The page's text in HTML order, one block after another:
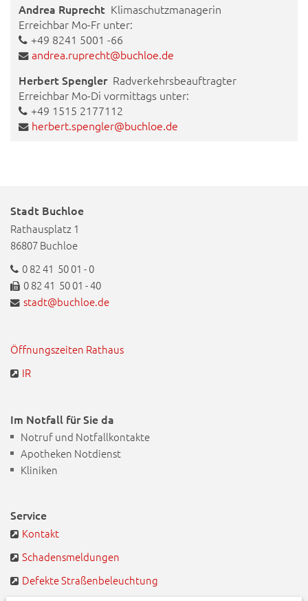
Andrea Ruprecht Klimaschutzmanagerin
Erreichbar Mo-Fr unter:
+49 8241 5001 -66
andrea.ruprecht@buchloe.de
Herbert Spengler Radverkehrsbeauftragter
Erreichbar Mo-Di vormittags unter:
+49 1515 2177112
herbert.spengler@buchloe.de
Stadt Buchloe
Rathausplatz 1
86807 Buchloe
0 82 41 50 01 - 0
0 82 41 50 01 - 40
stadt@buchloe.de
Öffnungszeiten Rathaus
IR
Im Notfall für Sie da
Notruf und Notfallkontakte
Apotheken Notdienst
Kliniken
Service
Kontakt
Schadensmeldungen
Defekte Straßenbeleuchtung